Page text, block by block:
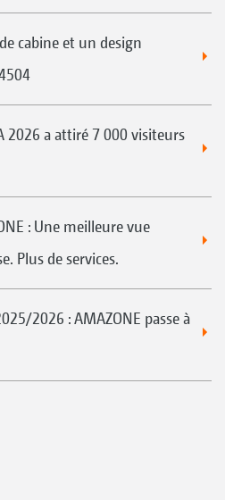
cabine et un design
2026 a attiré 7 000 visiteurs
: Une meilleure vue
Plus de services.
2026 : AMAZONE passe à